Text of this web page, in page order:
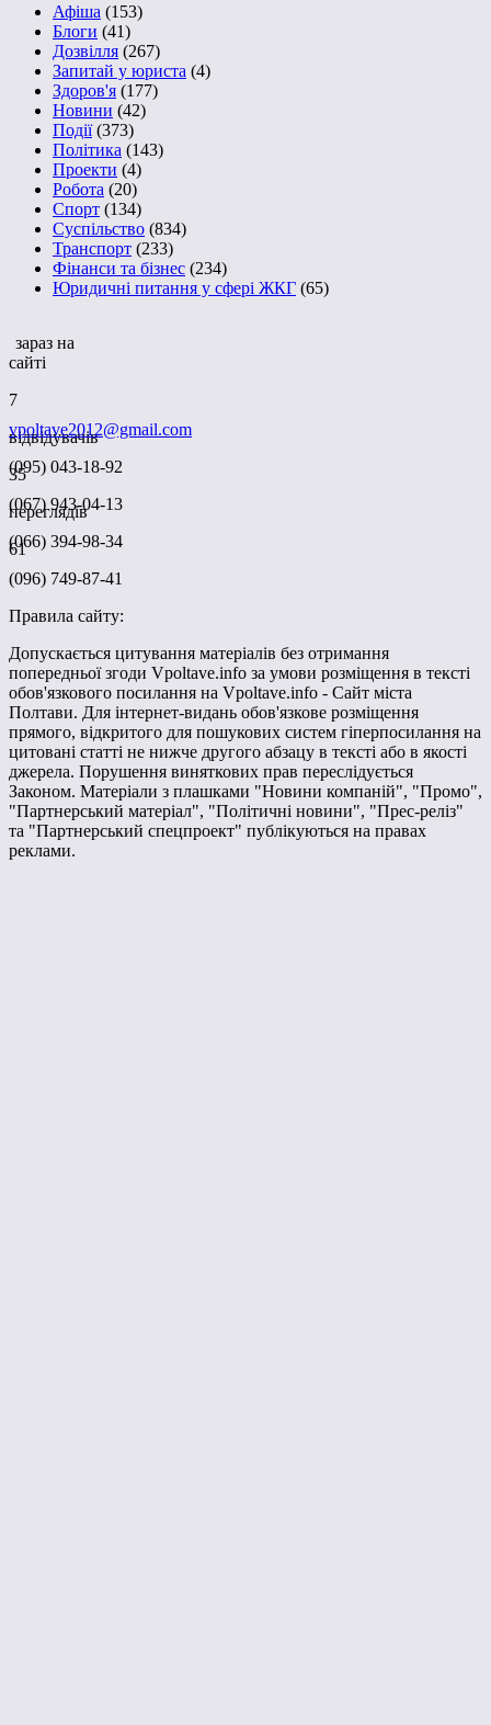
Афіша (153)
Блоги (41)
Дозвілля (267)
Запитай у юриста (4)
Здоров'я (177)
Новини (42)
Події(373)
Політика (143)
Проекти (4)
Робота (20)
Спорт (134)
Суспільство (834)
Транспорт (233)
Фінанси та бізнес (234)
Юридичні питання у сфері ЖКГ (65)
зараз на
сайті
7
відвідувачів
35
переглядів
61
vpoltave2012@gmail.com
(095) 043-18-92
(067) 943-04-13
(066) 394-98-34
(096) 749-87-41
Правила сайту:
Допускається цитування матеріалів без отримання
попередньої згоди Vpoltave.info за умови розміщення в тексті
обов'язкового посилання на Vpoltave.info - Сайт міста
Полтави. Для інтернет-видань обов'язкове розміщення
прямого, відкритого для пошукових систем гіперпосилання на
цитовані статті не нижче другого абзацу в тексті або в якості
джерела. Порушення виняткових прав переслідується
Законом. Матеріали з плашками "Новини компаній", "Промо",
"Партнерський матеріал", "Політичні новини", "Прес-реліз"
та "Партнерський спецпроект" публікуються на правах
реклами.